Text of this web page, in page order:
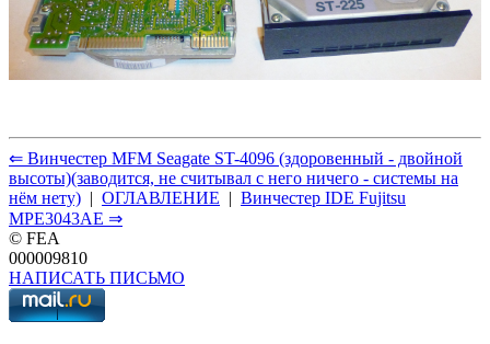
⇐ Винчестер MFM Seagate ST-4096 (здоровенный - двойной
высоты)(заводится, не считывал с него ничего - системы на
нём нету) | ОГЛАВЛЕНИЕ | Винчестер IDE Fujitsu
MPE3043AE ⇒
© FEA
000009810
НАПИСАТЬ ПИСЬМО